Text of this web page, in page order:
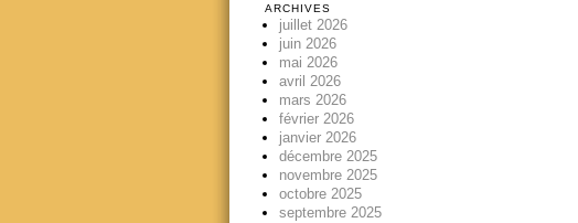
ARCHIVES
juillet 2026
juin 2026
mai 2026
avril 2026
mars 2026
février 2026
janvier 2026
décembre 2025
novembre 2025
octobre 2025
septembre 2025